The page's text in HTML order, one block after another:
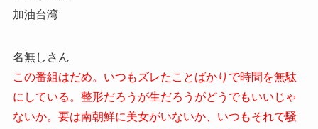
加油台湾
名無しさん
この番組はだめ。いつもズレたことばかりで時間を無駄
にしている。整形だろうが生だろうがどうでもいいじゃ
ないか。要は南朝鮮に美女がいないか、いつもそれで騒